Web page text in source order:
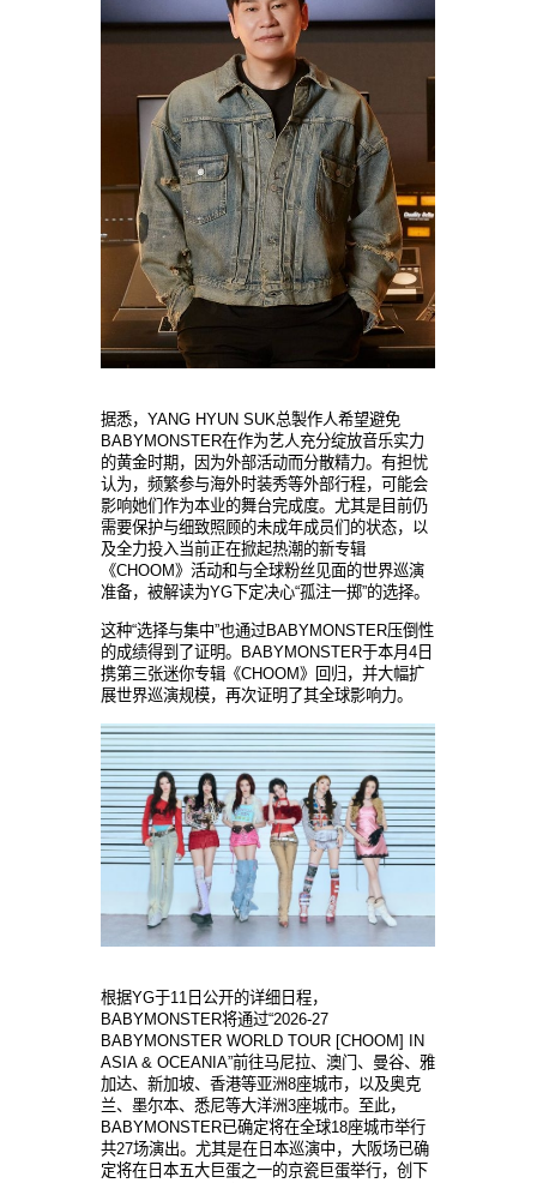
据悉，YANG HYUN SUK总製作人希望避免
BABYMONSTER在作为艺人充分绽放音乐实力
的黄金时期，因 为外部活动而分散精力。有担忧
认为 ， 频繁参与海外时装秀等外部行程，可能会
影响她们 作为本业的舞台完成度。尤其是目前仍
需要保护与细致照顾的未成年成员们 的状态，以
及全力投入当前正在掀起热潮的新专辑
《CHOOM》活动和与全球粉丝见面的世界巡演
准备，被解读为YG下定决心“孤注一掷”的选择。
这种“选择与集中”也通过BABYMONSTER压倒性
的成绩得到了证明。
BABYMONSTER于本月4日
携第三张迷你专辑 《CHOOM》回 归 ， 并大幅扩
展世界巡演规模，再次证明了其全球影响力。
根据YG于11日公开的详细 日程，
BABYMONSTER将通过“2026-27
BABYMONSTER WORLD TOUR [CHOOM] IN
ASIA & OCEANIA”前往马尼拉、澳门、曼谷、雅
加达、新加坡、香港等亚洲8座城市，以及奥克
兰、墨尔本、悉尼等大洋洲3座城市。至此，
BABYMONSTER已确定将在全球18座城市举行
共27场演出。尤其是在日本巡演中，大阪场已确
定将在日本五大巨蛋之一的京瓷巨蛋举行， 创 下